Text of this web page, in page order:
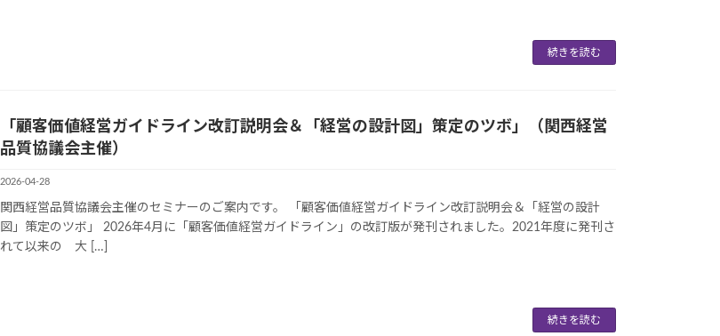
続きを読む
「顧客価値経営ガイドライン改訂説明会＆「経営の設計図」策定のツボ」（関西経営
品質協議会主催）
2026-04-28
関西経営品質協議会主催のセミナーのご案内です。 「顧客価値経営ガイドライン改訂説明会＆「経営の設計
図」策定のツボ」 2026年4月に「顧客価値経営ガイドライン」の改訂版が発刊されました。2021年度に発刊さ
れて以来の 大 […]
続きを読む